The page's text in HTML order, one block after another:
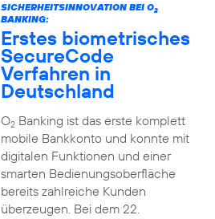
SICHERHEITSINNOVATION BEI O2
BANKING:
Erstes biometrisches
SecureCode
Verfahren in
Deutschland
O2Banking ist das erste komplett
mobile Bankkonto und konnte mit
digitalen Funktionen und einer
smarten Bedienungsoberfläche
bereits zahlreiche Kunden
überzeugen. Bei dem 22.